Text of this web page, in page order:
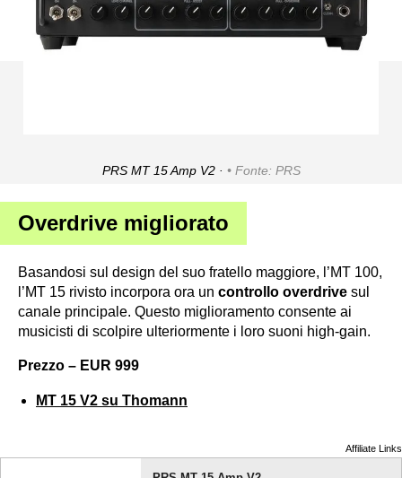
PRS MT 15 Amp V2 · Fonte: PRS
Overdrive migliorato
Basandosi sul design del suo fratello maggiore, l’MT 100,
l’MT 15 rivisto incorpora ora un controllo overdrive sul
canale principale. Questo miglioramento consente ai
musicisti di scolpire ulteriormente i loro suoni high-gain.
Prezzo – EUR 999
MT 15 V2 su Thomann
Affiliate Links